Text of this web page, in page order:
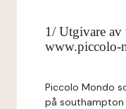
1/ Utgivare av
www.piccolo-
Piccolo Mondo
på southampton